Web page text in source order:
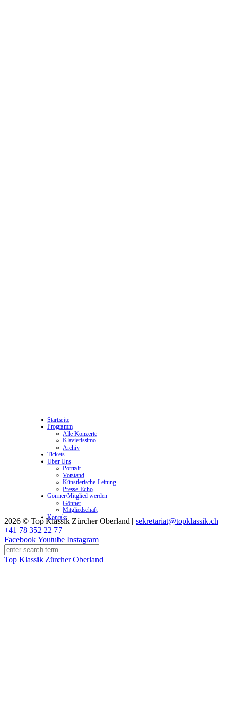
2026 © Top Klassik Zürcher Oberland | sekretariat@topklassik.ch |
+41 78 352 22 77
FacebookYoutube Instagram
Top Klassik Zürcher Oberland
Startseite
Programm
Alle Konzerte
Klavierissimo
Archiv
Tickets
Über Uns
Portrait
Vorstand
Künstlerische Leitung
Presse-Echo
Gönner/Mitglied werden
Gönner
Mitgliedschaft
Kontakt